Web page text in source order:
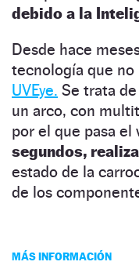
debido a la
Desde hace
tecnología que no
UVEye. Se trata
un arco, con
por el que pasa el
segundos,
estado de la
de los
MÁS INFORMACIÓN